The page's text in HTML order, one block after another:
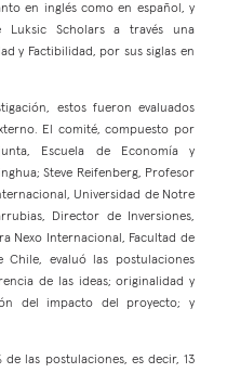
en inglés como en español, y
Scholars a través una
y Factibilidad, por sus siglas en
estos fueron evaluados
El comité, compuesto por
Escuela de Economía y
Steve Reifenberg, Profesor
Universidad de Notre
Director de Inversiones,
Nexo Internacional, Facultad de
Chile, evaluó las postulaciones
de las ideas; originalidad y
del impacto del proyecto; y
las postulaciones, es decir, 13